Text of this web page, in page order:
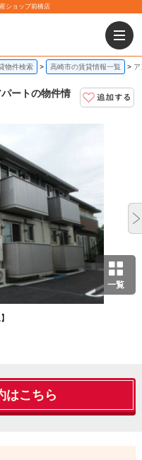
ショップ前橋店
物件検索 高崎市の賃貸情報一覧
ートの物件情
一覧
はこちら